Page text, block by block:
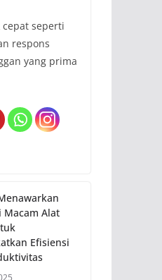
seperti
respons
yang prima
Macam Alat
Efisiensi